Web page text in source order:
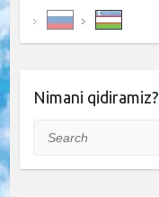
Nimani qidiramiz?
Search